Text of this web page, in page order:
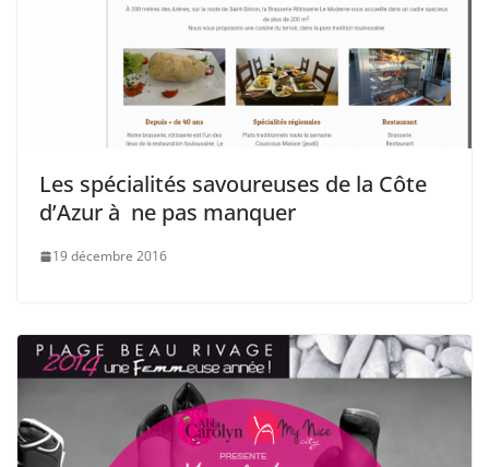
Les spécialités savoureuses de la Côte
d’Azur à ne pas manquer
19 décembre 2016